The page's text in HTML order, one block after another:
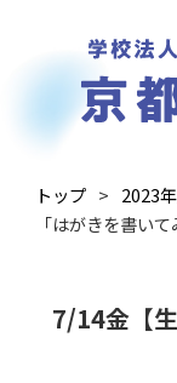
トップ 2023
「はがきを書い
7/14金【